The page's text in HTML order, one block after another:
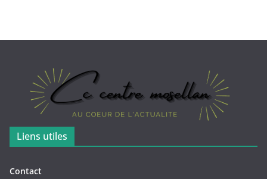
Liens utiles
Contact